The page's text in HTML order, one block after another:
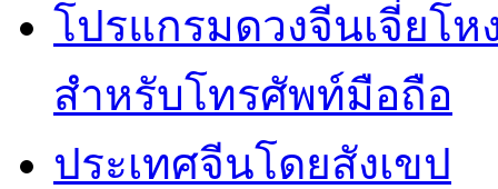
โปรแกรมดวงจีนเจี่ยโห
สำหรับโทรศัพท์มือถือ
ประเทศจีนโดยสังเขป